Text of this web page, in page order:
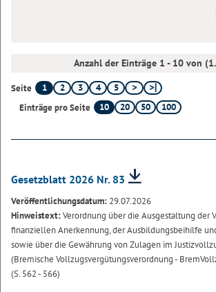
Anzahl der Einträge 1 - 10 von
Seite 1 2 3 4
5
Einträge pro Seite
10 20 50 100
Gesetzblatt 2026 Nr. 83
Veröffentlichungsdatum: 29.07.2026
Hinweistext:Verordnung über die Ausgestaltung der
finanziellen Anerkennung, der Ausbildungsbeihilfe
sowie über die Gewährung von Zulagen im
(Bremische Vollzugsvergütungsverordnung -
(S. 562 - 566)